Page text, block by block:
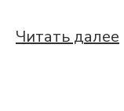
Читать далее